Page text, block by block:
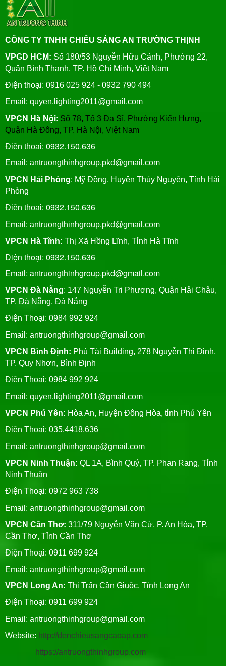
CÔNG TY TNHH CHIẾU SÁNG AN TRƯỜNG THỊNH
VPGD HCM: Số 180/53 Nguyễn Hữu Cảnh, Phường 22,
Quận Bình Thạnh, TP. Hồ Chí Minh, Việt Nam
Điện thoại: 0916 025 924 - 0932 790 494
Email: quyen.lighting2011@gmail.com
VPCN Hà Nội: Số 78, Tổ 3 Đa Sĩ, Phường Kiến Hưng,
Quận Hà Đông, TP. Hà Nội, Việt Nam
Điện thoại: 0932.150.636
Email: antruongthinhgroup.pkd@gmail.com
VPCN Hải Phòng: Mỹ Đồng, Huyện Thủy Nguyên, Tỉnh Hải
Phòng
Điện thoại: 0932.150.636
Email: antruongthinhgroup.pkd@gmail.com
VPCN Hà Tĩnh: Thị Xã Hồng Lĩnh, Tỉnh Hà Tĩnh
Điện thoại: 0932.150.636
Email: antruongthinhgroup.pkd@gmail.com
VPCN Đà Nẵng: 147 Nguyễn Tri Phương, Quận Hải Châu,
TP. Đà Nẵng, Đà Nẵng
Điện Thoại: 0984 992 924
Email: antruongthinhgroup@gmail.com
VPCN Bình Định: Phú Tài Building, 278 Nguyễn Thị Định,
TP. Quy Nhơn, Bình Định
Điện Thoại: 0984 992 924
Email: quyen.lighting2011@gmail.com
VPCN Phú Yên: Hòa An, Huyện Đông Hòa, tỉnh Phú Yên
Điện Thoại: 035.4418.636
Email: antruongthinhgroup@gmail.com
VPCN Ninh Thuận: QL 1A, Bình Quý, TP. Phan Rang, Tỉnh
Ninh Thuận
Điện Thoại: 0972 963 738
Email: antruongthinhgroup@gmail.com
VPCN Cần Thơ: 311/79 Nguyễn Văn Cừ, P. An Hòa, TP.
Cần Thơ, Tỉnh Cần Thơ
Điện Thoại: 0911 699 924
Email: antruongthinhgroup@gmail.com
VPCN Long An: Thị Trấn Cần Giuộc, Tỉnh Long An
Điện Thoại: 0911 699 924
Email: antruongthinhgroup@gmail.com
Website: http://denchieusangcaoap.com
https://antruongthinhgroup.com